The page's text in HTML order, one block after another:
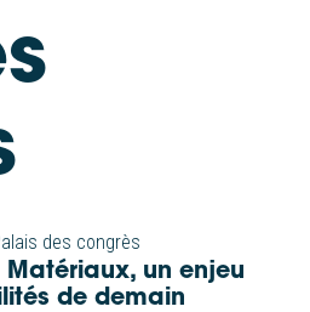
des congrès
Matériaux, un enjeu
de demain